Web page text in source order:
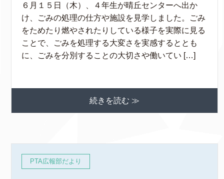
６月１５日（木）、４年生が晴丘センターへ出か
け、ごみの処理の仕方や施設を見学しました。ごみ
をためたり燃やされたりしている様子を実際に見る
ことで、ごみを処理する大変さを実感するととも
に、ごみを分別することの大切さや働いてい […]
続きを読む ≫
PTA広報部だより